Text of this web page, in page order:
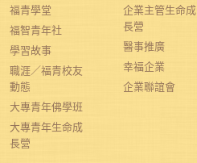
福青學堂
福智青年社
學習故事
職涯／福青校友
動態
大專青年佛學班
大專青年生命成
長營
企業主管生命成
長營
醫事推廣
幸福企業
企業聯誼會